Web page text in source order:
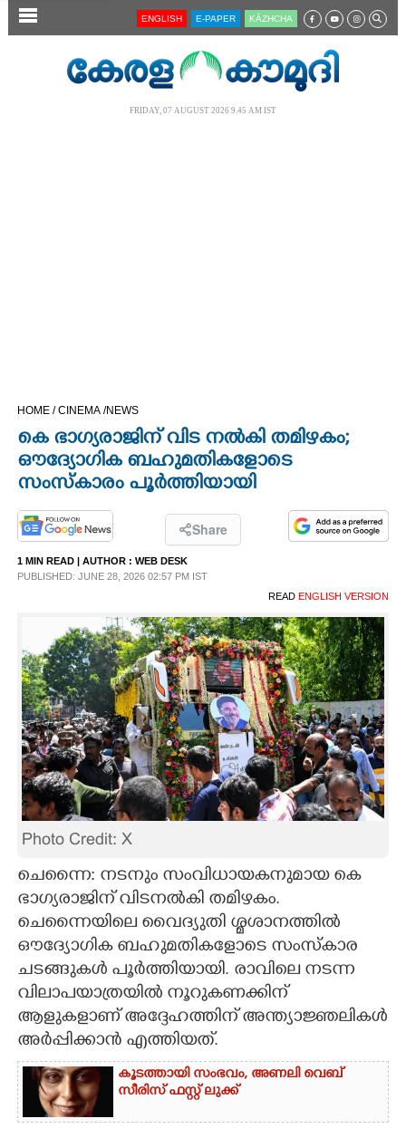
SECTIONS
OPINION
PHOTOS
LIFESTYLE
SPIRITUAL
INFO+
ART
ASTRO
CARTOONS
LITERATURE
ZOOM
CONTACT US
ENGLISH E-PAPER KĀZHCHA
FRIDAY, 07 AUGUST 2026 9.45 AM IST
HOME /CINEMA /NEWS
കെ ഭാഗ്യരാജിന് വിട നൽകി തമിഴകം;
ഔദ്യോഗിക ബഹുമതികളോടെ
സംസ്കാരം പൂർത്തിയായി
Share
1 MIN READ | AUTHOR : WEB DESK
PUBLISHED: JUNE 28, 2026 02:57 PM IST
READ ENGLISH VERSION
Photo Credit: X
ചെന്നൈ: നടനും സംവിധായകനുമായ കെ
ഭാഗ്യരാജിന് വിടനൽകി തമിഴകം.
ചെന്നൈയിലെ വൈദ്യുതി ശ്മശാനത്തിൽ
ഔദ്യോഗിക ബഹുമതികളോടെ സംസ്കാര
ചടങ്ങുകൾ പൂർത്തിയായി. രാവിലെ നടന്ന
വിലാപയാത്രയിൽ നൂറുകണക്കിന്
ആളുകളാണ് അദ്ദേഹത്തിന് അന്ത്യാജ്ഞലികൾ
അർപ്പിക്കാൻ എത്തിയത്.
കൂടത്തായി സംഭവം, അണലി വെബ്
സീരിസ് ഫസ്റ്റ് ലുക്ക്